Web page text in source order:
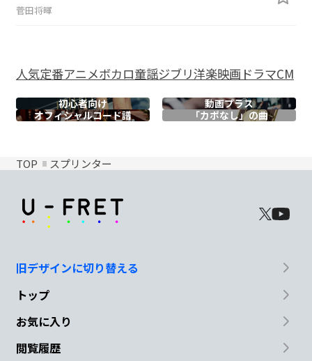
菅田将暉
人気定番アニメボカロ童謡ジブリ洋楽映画ドラマCM
初心者向け
動画プラス
オフィシャルコード譜 「カポなし」の曲
TOP スプリンター
旧デザインに切り替える
トップ
お気に入り
閲覧履歴